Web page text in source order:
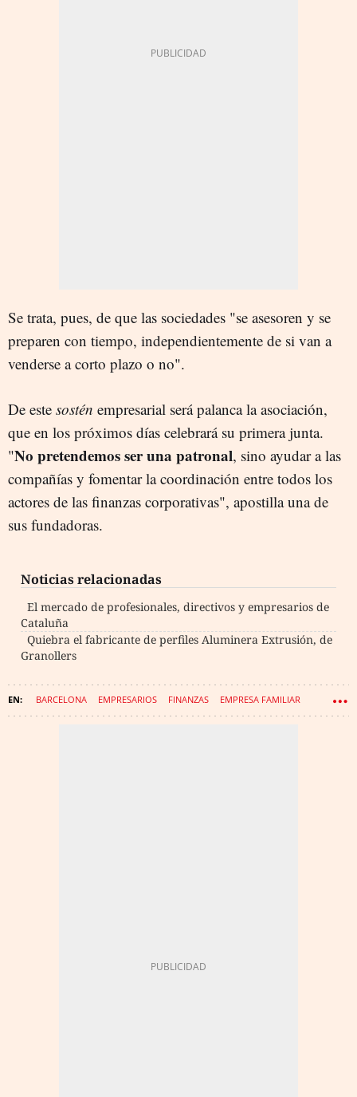
Se trata, pues, de que las sociedades "se asesoren y se
preparen con tiempo, independientemente de si van a
venderse a corto plazo o no".
De este sostén empresarial será palanca la asociación,
que en los próximos días celebrará su primera junta.
"No pretendemos ser una patronal, sino ayudar a las
compañías y fomentar la coordinación entre todos los
actores de las finanzas corporativas", apostilla una de
sus fundadoras.
Noticias relacionadas
El mercado de profesionales, directivos y empresarios de
Cataluña
Quiebra el fabricante de perfiles Aluminera Extrusión, de
Granollers
BARCELONA EMPRESARIOS FINANZAS EMPRESA FAMILIAR